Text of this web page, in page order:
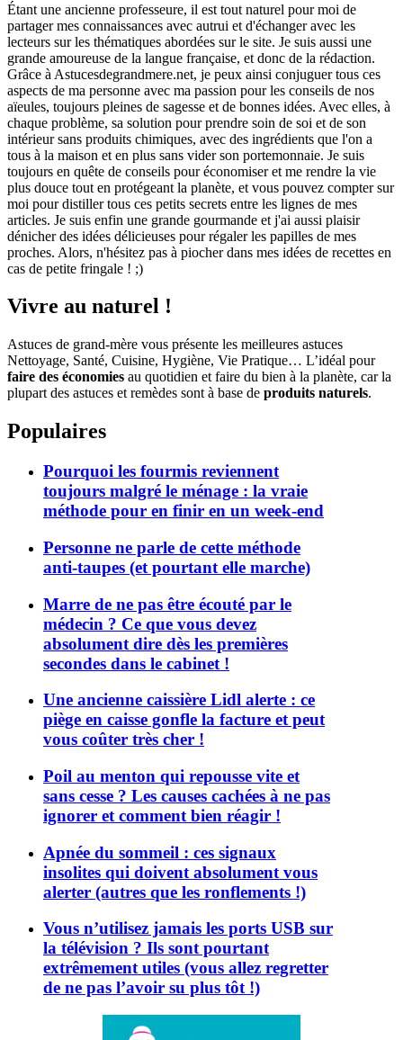
Étant une ancienne professeure, il est tout naturel pour moi de
partager mes connaissances avec autrui et d'échanger avec les
lecteurs sur les thématiques abordées sur le site. Je suis aussi une
grande amoureuse de la langue française, et donc de la rédaction.
Grâce à Astucesdegrandmere.net, je peux ainsi conjuguer tous ces
aspects de ma personne avec ma passion pour les conseils de nos
aïeules, toujours pleines de sagesse et de bonnes idées. Avec elles, à
chaque problème, sa solution pour prendre soin de soi et de son
intérieur sans produits chimiques, avec des ingrédients que l'on a
tous à la maison et en plus sans vider son portemonnaie. Je suis
toujours en quête de conseils pour économiser et me rendre la vie
plus douce tout en protégeant la planète, et vous pouvez compter sur
moi pour distiller tous ces petits secrets entre les lignes de mes
articles. Je suis enfin une grande gourmande et j'ai aussi plaisir
dénicher des idées délicieuses pour régaler les papilles de mes
proches. Alors, n'hésitez pas à piocher dans mes idées de recettes en
cas de petite fringale ! ;)
Vivre au naturel !
Astuces de grand-mère vous présente les meilleures astuces
Nettoyage, Santé, Cuisine, Hygiène, Vie Pratique… L’idéal pour
faire des économies au quotidien et faire du bien à la planète, car la
plupart des astuces et remèdes sont à base de produits naturels.
Populaires
Pourquoi les fourmis reviennent
toujours malgré le ménage : la vraie
méthode pour en finir en un week-end
Personne ne parle de cette méthode
anti-taupes (et pourtant elle marche)
Marre de ne pas être écouté par le
médecin ? Ce que vous devez
absolument dire dès les premières
secondes dans le cabinet !
Une ancienne caissière Lidl alerte : ce
piège en caisse gonfle la facture et peut
vous coûter très cher !
Poil au menton qui repousse vite et
sans cesse ? Les causes cachées à ne pas
ignorer et comment bien réagir !
Apnée du sommeil : ces signaux
insolites qui doivent absolument vous
alerter (autres que les ronflements !)
Vous n’utilisez jamais les ports USB sur
la télévision ? Ils sont pourtant
extrêmement utiles (vous allez regretter
de ne pas l’avoir su plus tôt !)